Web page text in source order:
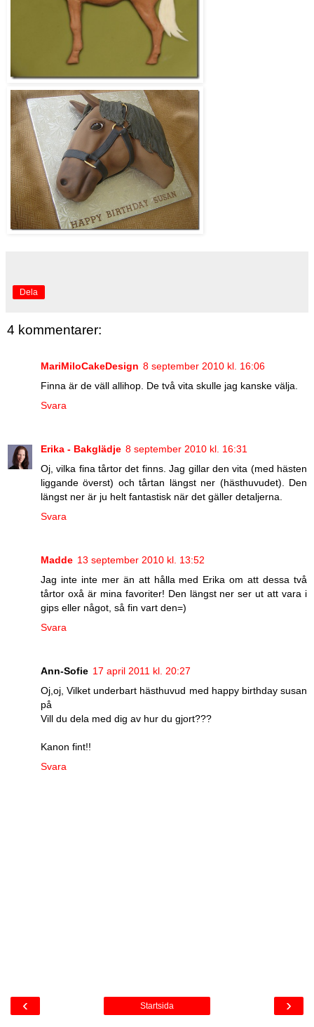
Dela
4 kommentarer:
MariMiloCakeDesign 8 september 2010 kl. 16:06
Finna är de väll allihop. De två vita skulle jag kanske välja.
Svara
Erika - Bakglädje 8 september 2010 kl. 16:31
Oj, vilka fina tårtor det finns. Jag gillar den vita (med hästen
liggande överst) och tårtan längst ner (hästhuvudet). Den
längst ner är ju helt fantastisk när det gäller detaljerna.
Svara
Madde 13 september 2010 kl. 13:52
Jag inte inte mer än att hålla med Erika om att dessa två
tårtor oxå är mina favoriter! Den längst ner ser ut att vara i
gips eller något, så fin vart den=)
Svara
Ann-Sofie 17 april 2011 kl. 20:27
Oj,oj, Vilket underbart hästhuvud med happy birthday susan
på
Vill du dela med dig av hur du gjort???
Kanon fint!!
Svara
‹ ›
Startsida